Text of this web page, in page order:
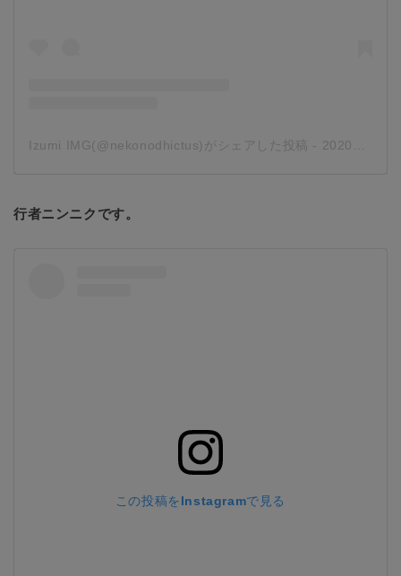
Izumi IMG(@nekonodhictus)がシェアした投稿 - 2020年 5月月21日午前6時08分PDT
行者ニンニクです。
この投稿をInstagramで見る